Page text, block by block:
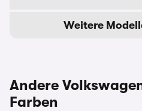
Weitere
Andere
Farben